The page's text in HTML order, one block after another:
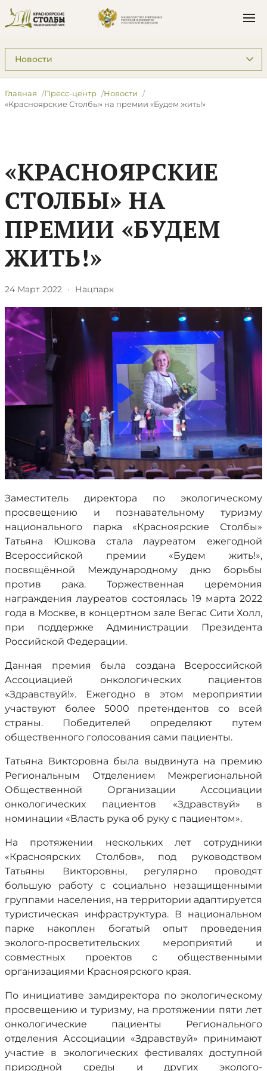
Подразделы: Пресс-центр
Главная Пресс-центр
Новости
«Красноярские Столбы» на премии «Будем жить!»
«КРАСНОЯРСКИЕ
СТОЛБЫ» НА
ПРЕМИИ «БУДЕМ
ЖИТЬ!»
24 Март 2022 · Нацпарк
Заместитель директора по экологическому
просвещению и познавательному туризму
национального парка «Красноярские Столбы»
Татьяна Юшкова стала лауреатом ежегодной
Всероссийской премии «Будем жить!»,
посвящённой Международному дню борьбы
против рака. Торжественная церемония
награждения лауреатов состоялась 19 марта 2022
года в Москве, в концертном зале Вегас Сити Холл,
при поддержке Администрации Президента
Российской Федерации.
Данная премия была создана Всероссийской
Ассоциацией онкологических пациентов
«Здравствуй!». Ежегодно в этом мероприятии
участвуют более 5000 претендентов со всей
страны. Победителей определяют путем
общественного голосования сами пациенты.
Татьяна Викторовна была выдвинута на премию
Региональным Отделением Межрегиональной
Общественной Организации Ассоциации
онкологических пациентов «Здравствуй» в
номинации «Власть рука об руку с пациентом».
На протяжении нескольких лет сотрудники
«Красноярских Столбов», под руководством
Татьяны Викторовны, регулярно проводят
большую работу с социально незащищенными
группами населения, на территории адаптируется
туристическая инфраструктура. В национальном
парке накоплен богатый опыт проведения
эколого-просветительских мероприятий и
совместных проектов с общественными
организациями Красноярского края.
По инициативе замдиректора по экологическому
просвещению и туризму, на протяжении пяти лет
онкологические пациенты Регионального
отделения Ассоциации «Здравствуй» принимают
участие в экологических фестивалях доступной
природной среды и других эколого-